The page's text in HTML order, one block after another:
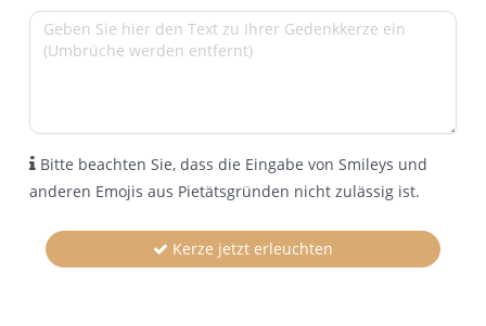
Bitte beachten Sie, dass die Eingabe von Smileys und
anderen Emojis aus Pietätsgründen nicht zulässig ist.
Kerze jetzt erleuchten